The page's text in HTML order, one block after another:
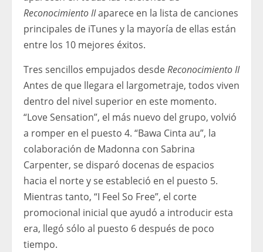
Reconocimiento IIaparece en la lista de canciones
principales de iTunes y la mayoría de ellas están
entre los 10 mejores éxitos.
Tres sencillos empujados desdeReconocimiento II
Antes de que llegara el largometraje, todos viven
dentro del nivel superior en este momento.
“Love Sensation”, el más nuevo del grupo, volvió
a romper en el puesto 4. “Bawa Cinta au”, la
colaboración de Madonna con Sabrina
Carpenter, se disparó docenas de espacios
hacia el norte y se estableció en el puesto 5.
Mientras tanto, “I Feel So Free”, el corte
promocional inicial que ayudó a introducir esta
era, llegó sólo al puesto 6 después de poco
tiempo.